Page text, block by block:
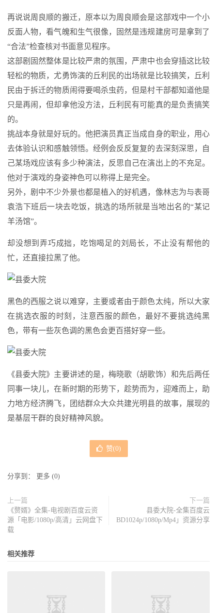
再说说周良顺的搬迁，原本以为周良顺会是这部戏中一个小
反面人物，看气魄和生气很像，固然是违规建房可是拿到了
“合法”检查核对书面意见程序。
这部剧固然整体是比较严肃的氛围，严肃中也会穿插这比较
轻松的物质，尤勇饰演的丘利民的出场就是比较搞笑，丘利
民由于拆迁的物质闹得要喝杀虫药，但是村干部都知道他是
只是再闹，但却拿他没方法，丘利民有可能真的是负责搞笑
的。
挑战本身就是好玩的。他把演员真正当成自身的职业，用心
去体验认识和感触领悟。经例会反反复复的去深刻深思，自
己某场戏应该有多少种演法，反思自己在演出上的不充足。
他对于演戏的身姿神色可以称得上是完全。
另外，剧中不少外景也都是植入的好机遇，像林志为与表哥
袁浩下班后一块去吃饭，挑选的场所就是当地出名的“某记
羊汤馆”。
却没想到弄巧成拙，吃饱喝足的刘局长，不止没有帮他的
忙，还直接拉黑了他。
黑色的西服之说以难穿，主要或者由于颜色太纯，所以大家
在挑选衣服的时刻，注意西服的颜色，最好不要挑选纯黑
色，带有一些灰色调的黑色会更百搭好穿一些。
《县委大院》主要讲述的是，梅晓歌（胡歌饰）和先后两任
同事一块儿，在新时期的形势下，趁势而为，迎难而上，助
力地方经济腾飞，团结群众大众共建光明县的故事，展现的
是基层干群的良好精神风貌。
赞(0)
分享到： 更多 (0)
上一篇
《赘婿》全集-电视剧百度云资
源「电影/1080p/高清」云网盘下
载
下一篇
县委大院-全集百度云
BD1024p/1080p/Mp4」资源分享
相关推荐